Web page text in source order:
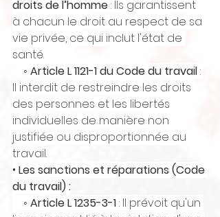
droits de l’homme : Ils garantissent
à chacun le droit au respect de sa
vie privée, ce qui inclut l'état de
santé.
◦ Article L 1121-1 du Code du travail :
Il interdit de restreindre les droits
des personnes et les libertés
individuelles de manière non
justifiée ou disproportionnée au
travail.
• Les sanctions et réparations (Code
du travail) :
◦ Article L 1235-3-1 : Il prévoit qu'un